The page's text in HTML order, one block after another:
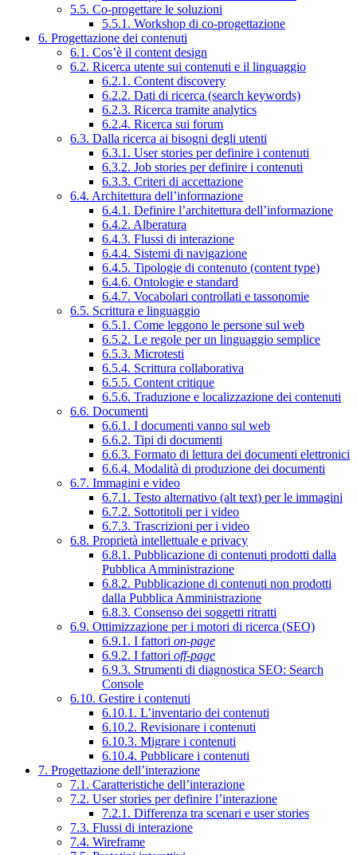
5.5. Co-progettare le soluzioni
5.5.1. Workshop di co-progettazione
6. Progettazione dei contenuti
6.1. Cos’è il content design
6.2. Ricerca utente sui contenuti e il linguaggio
6.2.1. Content discovery
6.2.2. Dati di ricerca (search keywords)
6.2.3. Ricerca tramite analytics
6.2.4. Ricerca sui forum
6.3. Dalla ricerca ai bisogni degli utenti
6.3.1. User stories per definire i contenuti
6.3.2. Job stories per definire i contenuti
6.3.3. Criteri di accettazione
6.4. Architettura dell’informazione
6.4.1. Definire l’architettura dell’informazione
6.4.2. Alberatura
6.4.3. Flussi di interazione
6.4.4. Sistemi di navigazione
6.4.5. Tipologie di contenuto (content type)
6.4.6. Ontologie e standard
6.4.7. Vocabolari controllati e tassonomie
6.5. Scrittura e linguaggio
6.5.1. Come leggono le persone sul web
6.5.2. Le regole per un linguaggio semplice
6.5.3. Microtesti
6.5.4. Scrittura collaborativa
6.5.5. Content critique
6.5.6. Traduzione e localizzazione dei contenuti
6.6. Documenti
6.6.1. I documenti vanno sul web
6.6.2. Tipi di documenti
6.6.3. Formato di lettura dei documenti elettronici
6.6.4. Modalità di produzione dei documenti
6.7. Immagini e video
6.7.1. Testo alternativo (alt text) per le immagini
6.7.2. Sottotitoli per i video
6.7.3. Trascrizioni per i video
6.8. Proprietà intellettuale e privacy
6.8.1. Pubblicazione di contenuti prodotti dalla
Pubblica Amministrazione
6.8.2. Pubblicazione di contenuti non prodotti
dalla Pubblica Amministrazione
6.8.3. Consenso dei soggetti ritratti
6.9. Ottimizzazione per i motori di ricerca (SEO)
6.9.1. I fattori on-page
6.9.2. I fattori off-page
6.9.3. Strumenti di diagnostica SEO: Search
Console
6.10. Gestire i contenuti
6.10.1. L’inventario dei contenuti
6.10.2. Revisionare i contenuti
6.10.3. Migrare i contenuti
6.10.4. Pubblicare i contenuti
7. Progettazione dell’interazione
7.1. Caratteristiche dell’interazione
7.2. User stories per definire l’interazione
7.2.1. Differenza tra scenari e user stories
7.3. Flussi di interazione
7.4. Wireframe